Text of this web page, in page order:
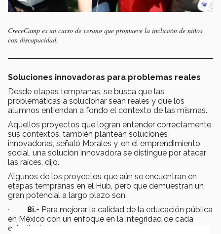
CreceCamp es un curso de verano que promueve la inclusión de niños
con discapacidad.
Soluciones innovadoras para problemas reales
Desde etapas tempranas, se busca que las
problemáticas a solucionar sean reales y que los
alumnos entiendan a fondo el contexto de las mismas.
Aquellos proyectos que logran entender correctamente
sus contextos, también plantean soluciones
innovadoras, señaló Morales y, en el emprendimiento
social, una solución innovadora se distingue por atacar
las raíces, dijo.
Algunos de los proyectos que aún se encuentran en
etapas tempranas en el Hub, pero que demuestran un
gran potencial a largo plazo son:
· 8i.- Para mejorar la calidad de la educación pública
en México con un enfoque en la integridad de cada
estudiante